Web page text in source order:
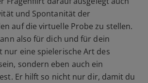
und Spontanität der
auf die virtuelle Probe zu stellen.
also für dich und für dein
nur eine spielerische Art des
sondern eben auch ein
Er hilft so nicht nur dir, damit du